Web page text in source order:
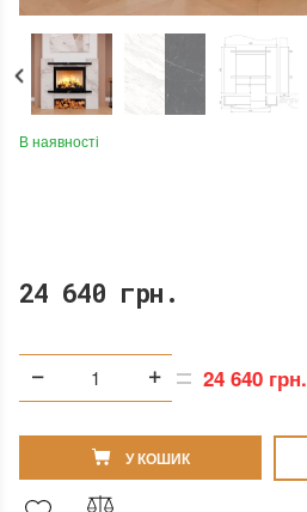
В наявності
24 640 грн.
24 640 грн.
У КОШИК